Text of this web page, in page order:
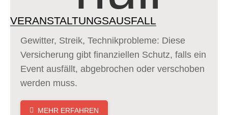
VERANSTALTUNGSAUSFALL
Gewitter, Streik, Technikprobleme: Diese
Versicherung gibt finanziellen Schutz, falls ein
Event ausfällt, abgebrochen oder verschoben
werden muss.
MEHR ERFAHREN